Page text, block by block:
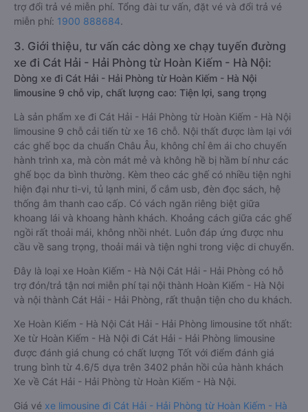
trợ đổi trả vé miễn phí. Tổng đài tư vấn, đặt vé và đổi trả vé
miễn phí: 1900 888684.
3. Giới thiệu, tư vấn các dòng xe chạy tuyến đường
xe đi Cát Hải - Hải Phòng từ Hoàn Kiếm - Hà Nội:
Dòng xe đi Cát Hải - Hải Phòng từ Hoàn Kiếm - Hà Nội
limousine 9 chỗ vip, chất lượng cao: Tiện lợi, sang trọng
Là sản phẩm xe đi Cát Hải - Hải Phòng từ Hoàn Kiếm - Hà Nội
limousine 9 chỗ cải tiến từ xe 16 chỗ. Nội thất được làm lại với
các ghế bọc da chuẩn Châu Âu, không chỉ êm ái cho chuyến
hành trình xa, mà còn mát mẻ và không hề bị hầm bí như các
ghế bọc da bình thường. Kèm theo các ghế có nhiều tiện nghi
hiện đại như ti-vi, tủ lạnh mini, ổ cắm usb, đèn đọc sách, hệ
thống âm thanh cao cấp. Có vách ngăn riêng biệt giữa
khoang lái và khoang hành khách. Khoảng cách giữa các ghế
ngồi rất thoải mái, không nhồi nhét. Luôn đáp ứng được nhu
cầu về sang trọng, thoải mái và tiện nghi trong việc di chuyển.
Đây là loại xe Hoàn Kiếm - Hà Nội Cát Hải - Hải Phòng có hỗ
trợ đón/trả tận nơi miễn phí tại nội thành Hoàn Kiếm - Hà Nội
và nội thành Cát Hải - Hải Phòng, rất thuận tiện cho du khách.
Xe Hoàn Kiếm - Hà Nội Cát Hải - Hải Phòng limousine tốt nhất:
Xe từ Hoàn Kiếm - Hà Nội đi Cát Hải - Hải Phòng limousine
được đánh giá chung có chất lượng Tốt với điểm đánh giá
trung bình từ 4.6/5 dựa trên 3402 phản hồi của hành khách
Xe về Cát Hải - Hải Phòng từ Hoàn Kiếm - Hà Nội.
Giá vé xe limousine đi Cát Hải - Hải Phòng từ Hoàn Kiếm - Hà